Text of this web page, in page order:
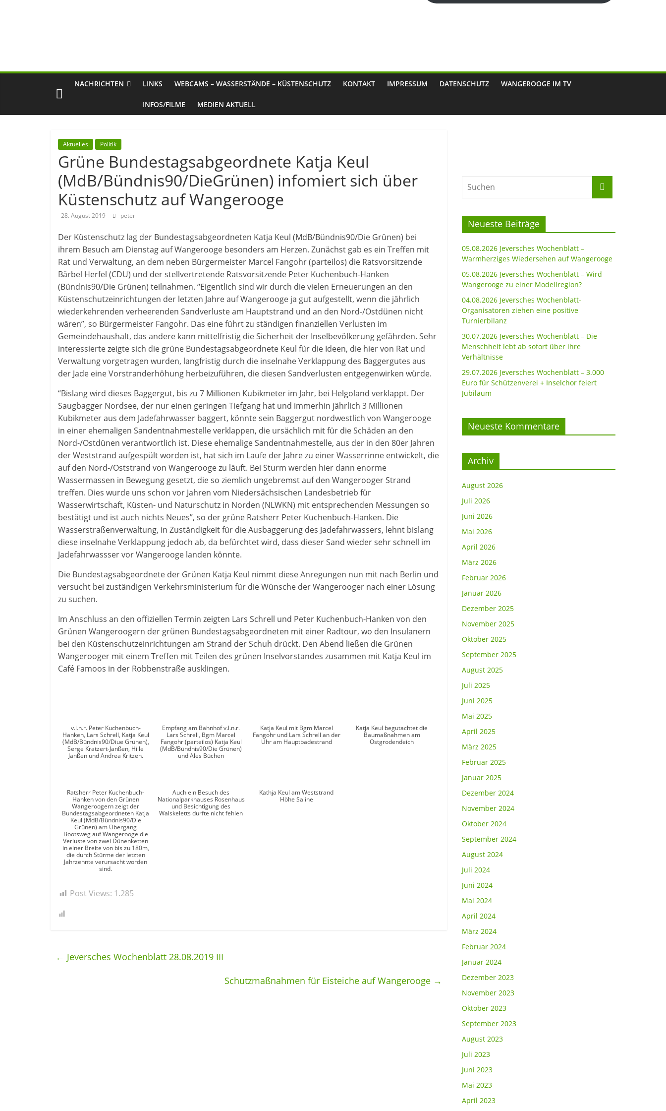
NACHRICHTEN LINKS WEBCAMS – WASSERSTÄNDE – KÜSTENSCHUTZ KONTAKT IMPRESSUM DATENSCHUTZ WANGEROOGE IM TV
INFOS/FILME MEDIEN AKTUELL
Aktuelles Politik
Grüne Bundestagsabgeordnete Katja Keul
(MdB/Bündnis90/DieGrünen) infomiert sich über
Küstenschutz auf Wangerooge
28. August 2019 peter
Der Küstenschutz lag der Bundestagsabgeordneten Katja Keul (MdB/Bündnis90/Die Grünen) bei
ihrem Besuch am Dienstag auf Wangerooge besonders am Herzen. Zunächst gab es ein Treffen mit
Rat und Verwaltung, an dem neben Bürgermeister Marcel Fangohr (parteilos) die Ratsvorsitzende
Bärbel Herfel (CDU) und der stellvertretende Ratsvorsitzende Peter Kuchenbuch-Hanken
(Bündnis90/Die Grünen) teilnahmen. “Eigentlich sind wir durch die vielen Erneuerungen an den
Küstenschutzeinrichtungen der letzten Jahre auf Wangerooge ja gut aufgestellt, wenn die jährlich
wiederkehrenden verheerenden Sandverluste am Hauptstrand und an den Nord-/Ostdünen nicht
wären”, so Bürgermeister Fangohr. Das eine führt zu ständigen finanziellen Verlusten im
Gemeindehaushalt, das andere kann mittelfristig die Sicherheit der Inselbevölkerung gefährden. Sehr
interessierte zeigte sich die grüne Bundestagsabgeordnete Keul für die Ideen, die hier von Rat und
Verwaltung vorgetragen wurden, langfristig durch die inselnahe Verklappung des Baggergutes aus
der Jade eine Vorstranderhöhung herbeizuführen, die diesen Sandverlusten entgegenwirken würde.
“Bislang wird dieses Baggergut, bis zu 7 Millionen Kubikmeter im Jahr, bei Helgoland verklappt. Der
Saugbagger Nordsee, der nur einen geringen Tiefgang hat und immerhin jährlich 3 Millionen
Kubikmeter aus dem Jadefahrwasser baggert, könnte sein Baggergut nordwestlich von Wangerooge
in einer ehemaligen Sandentnahmestelle verklappen, die ursächlich mit für die Schäden an den
Nord-/Ostdünen verantwortlich ist. Diese ehemalige Sandentnahmestelle, aus der in den 80er Jahren
der Weststrand aufgespült worden ist, hat sich im Laufe der Jahre zu einer Wasserrinne entwickelt, die
auf den Nord-/Oststrand von Wangerooge zu läuft. Bei Sturm werden hier dann enorme
Wassermassen in Bewegung gesetzt, die so ziemlich ungebremst auf den Wangerooger Strand
treffen. Dies wurde uns schon vor Jahren vom Niedersächsischen Landesbetrieb für
Wasserwirtschaft, Küsten- und Naturschutz in Norden (NLWKN) mit entsprechenden Messungen so
bestätigt und ist auch nichts Neues”, so der grüne Ratsherr Peter Kuchenbuch-Hanken. Die
Wasserstraßenverwaltung, in Zuständigkeit für die Ausbaggerung des Jadefahrwassers, lehnt bislang
diese inselnahe Verklappung jedoch ab, da befürchtet wird, dass dieser Sand wieder sehr schnell im
Jadefahrwassser vor Wangerooge landen könnte.
Die Bundestagsabgeordnete der Grünen Katja Keul nimmt diese Anregungen nun mit nach Berlin und
versucht bei zuständigen Verkehrsministerium für die Wünsche der Wangerooger nach einer Lösung
zu suchen.
Im Anschluss an den offiziellen Termin zeigten Lars Schrell und Peter Kuchenbuch-Hanken von den
Grünen Wangeroogern der grünen Bundestagsabgeordneten mit einer Radtour, wo den Insulanern
bei den Küstenschutzeinrichtungen am Strand der Schuh drückt. Den Abend ließen die Grünen
Wangerooger mit einem Treffen mit Teilen des grünen Inselvorstandes zusammen mit Katja Keul im
Café Famoos in der Robbenstraße ausklingen.
v.l.n.r. Peter Kuchenbuch-
Hanken, Lars Schrell, Katja Keul
(MdB/Bündnis90/Diue Grünen),
Serge Kratzert-Janßen, Hille
Janßen und Andrea Kritzen.
Empfang am Bahnhof v.l.n.r.
Lars Schrell, Bgm Marcel
Fangohr (parteilos) Katja Keul
(MdB/Bündnis90/Die Grünen)
und Ales Büchen
Katja Keul mit Bgm Marcel
Fangohr und Lars Schrell an der
Uhr am Hauptbadestrand
Katja Keul begutachtet die
Baumaßnahmen am
Ostgrodendeich
Ratsherr Peter Kuchenbuch-
Hanken von den Grünen
Wangeroogern zeigt der
Bundestagsabgeordneten Katja
Keul (MdB/Bündnis90/Die
Grünen) am Übergang
Bootsweg auf Wangerooge die
Verluste von zwei Dünenketten
in einer Breite von bis zu 180m,
die durch Stürme der letzten
Jahrzehnte verursacht worden
sind.
Auch ein Besuch des
Nationalparkhauses Rosenhaus
und Besichtigung des
Walskeletts durfte nicht fehlen
Kathja Keul am Weststrand
Höhe Saline
Post Views: 1.285
← Jeversches Wochenblatt 28.08.2019 III
Schutzmaßnahmen für Eisteiche auf Wangerooge →
Neueste Beiträge
05.08.2026 Jeversches Wochenblatt –
Warmherziges Wiedersehen auf Wangerooge
05.08.2026 Jeversches Wochenblatt – Wird
Wangerooge zu einer Modellregion?
04.08.2026 Jeversches Wochenblatt-
Organisatoren ziehen eine positive
Turnierbilanz
30.07.2026 Jeversches Wochenblatt – Die
Menschheit lebt ab sofort über ihre
Verhältnisse
29.07.2026 Jeversches Wochenblatt – 3.000
Euro für Schützenverei + Inselchor feiert
Jubiläum
Neueste Kommentare
Archiv
August 2026
Juli 2026
Juni 2026
Mai 2026
April 2026
März 2026
Februar 2026
Januar 2026
Dezember 2025
November 2025
Oktober 2025
September 2025
August 2025
Juli 2025
Juni 2025
Mai 2025
April 2025
März 2025
Februar 2025
Januar 2025
Dezember 2024
November 2024
Oktober 2024
September 2024
August 2024
Juli 2024
Juni 2024
Mai 2024
April 2024
März 2024
Februar 2024
Januar 2024
Dezember 2023
November 2023
Oktober 2023
September 2023
August 2023
Juli 2023
Juni 2023
Mai 2023
April 2023